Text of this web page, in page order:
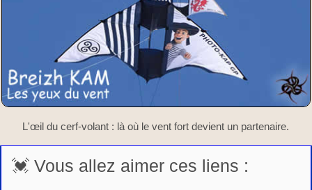
L'œil du cerf-volant : là où le vent fort devient un partenaire.
💓 Vous allez aimer ces liens :